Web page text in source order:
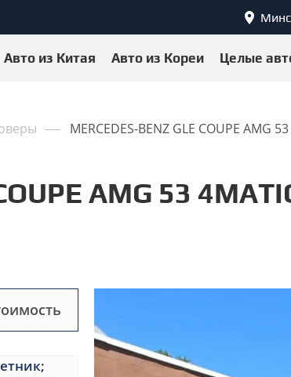
Авто из Китая Авто из Кореи Целые
MERCEDES-BENZ GLE COUPE AMG
AMG 53